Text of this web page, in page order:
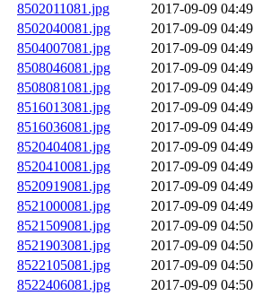
8502011081.jpg
2017-09-09 04:49
8502040081.jpg
2017-09-09 04:49
8504007081.jpg
2017-09-09 04:49
8508046081.jpg
2017-09-09 04:49
8508081081.jpg
2017-09-09 04:49
8516013081.jpg
2017-09-09 04:49
8516036081.jpg
2017-09-09 04:49
8520404081.jpg
2017-09-09 04:49
8520410081.jpg
2017-09-09 04:49
8520919081.jpg
2017-09-09 04:49
8521000081.jpg
2017-09-09 04:49
8521509081.jpg
2017-09-09 04:50
8521903081.jpg
2017-09-09 04:50
8522105081.jpg
2017-09-09 04:50
8522406081.jpg
2017-09-09 04:50